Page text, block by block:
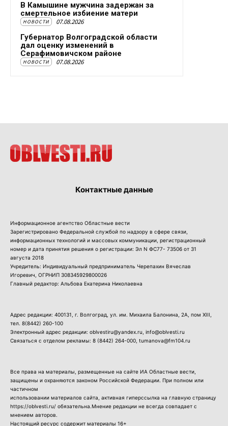
В Камышине мужчина задержан за
смертельное избиение матери
НОВОСТИ 07.08.2026
Губернатор Волгоградской области
дал оценку изменений в
Серафимовичском районе
НОВОСТИ 07.08.2026
Контактные данные
Информационное агентство Областные вести
Зарегистрировано Федеральной службой по надзору в сфере связи,
информационных технологий и массовых коммуникации, регистрационный
номер и дата принятия решения о регистрации: Эл N ФС77- 73506 от 31
августа 2018
Учредитель: Индивидуальный предприниматель Черепахин Вячеслав
Игоревич, ОГРНИП 308345929800026
Главный редактор: Альбова Екатерина Николаевна
Адрес редакции: 400131, г. Волгоград, ул. им. Михаила Балонина, 2А, пом XIII,
тел. 8(8442) 260-100
Электронный адрес редакции: oblvestiru@yandex.ru, info@oblvesti.ru
Связаться с отделом рекламы: 8 (8442) 264-000 , tumanova@fm104.ru
Все права на материалы, размещенные на сайте ИА Областные вести,
защищены и охраняются законом Российской Федерации. При полном или
частичном
использовании материалов сайта, активная гиперссылка на главную страницу
https://oblvesti.ru/ обязательна.Мнение редакции не всегда совпадает с
мнением авторов.
Настоящий ресурс содержит материалы 16+